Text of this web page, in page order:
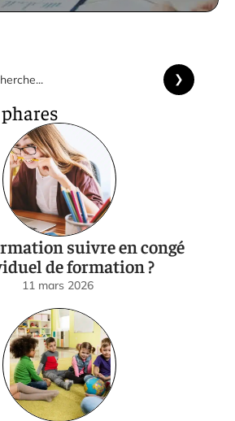
suivre en congé
de formation ?
11 mars 2026